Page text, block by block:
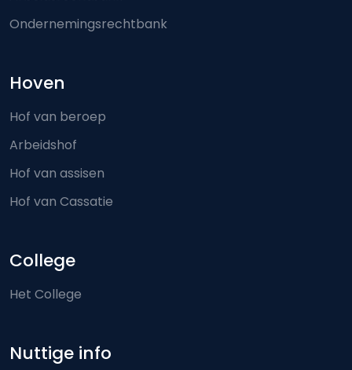
Ondernemingsrechtbank
Hoven
Hof van beroep
Arbeidshof
Hof van assisen
Hof van Cassatie
College
Het College
Nuttige info